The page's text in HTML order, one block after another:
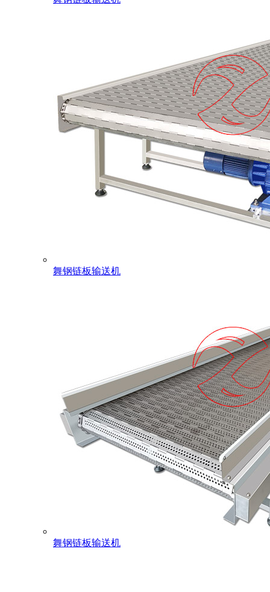
舞钢链板输送机
舞钢链板输送机